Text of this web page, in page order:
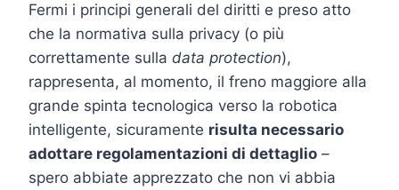
Fermi i principi generali del diritti e preso atto
che la normativa sulla privacy (o più
correttamente sulla data protection),
rappresenta, al momento, il freno maggiore alla
grande spinta tecnologica verso la robotica
intelligente, sicuramente risulta necessario
adottare regolamentazioni di dettaglio –
spero abbiate apprezzato che non vi abbia